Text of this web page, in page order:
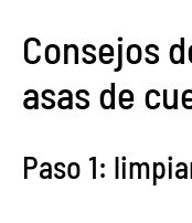
Consejos
asas de
Paso 1: